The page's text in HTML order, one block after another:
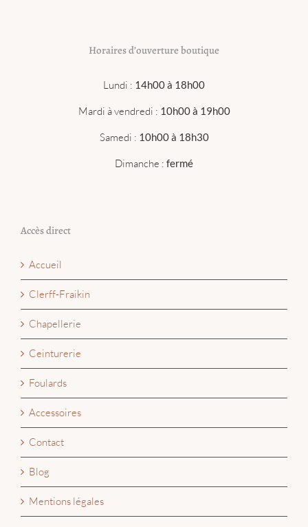
Horaires d’ouverture boutique
Lundi : 14h00 à 18h00
Mardi à vendredi : 10h00 à 19h00
Samedi : 10h00 à 18h30
Dimanche : fermé
Accès direct
Accueil
Clerff-Fraikin
Chapellerie
Ceinturerie
Foulards
Accessoires
Contact
Blog
Mentions légales